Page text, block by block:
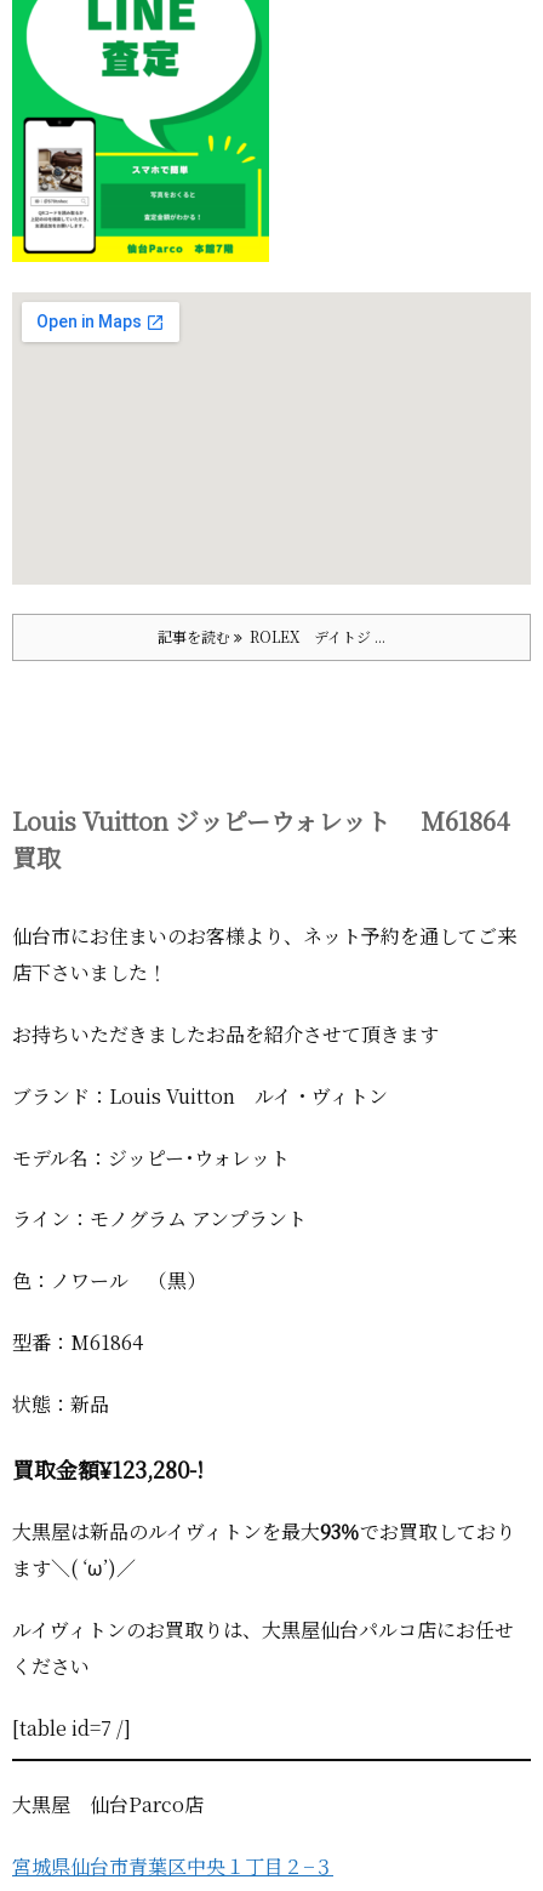
記事を読む ROLEX デイトジ ...
Louis Vuitton ジッピーウォレット M61864
買取
仙台市にお住まいのお客様より、ネット予約を通してご来
店下さいました！
お持ちいただきましたお品を紹介させて頂きます
ブランド：Louis Vuitton ルイ・ヴィトン
モデル名：ジッピー･ウォレット
ライン：モノグラム アンプラント
色：ノワール （黒）
型番：M61864
状態：新品
買取金額¥123,280-!
大黒屋は新品のルイヴィトンを最大93％でお買取しており
ます＼( ‘ω’)／
ルイヴィトンのお買取りは、大黒屋仙台パルコ店にお任せ
ください
[table id=7 /]
大黒屋 仙台Parco店
宮城県仙台市青葉区中央１丁目２−３